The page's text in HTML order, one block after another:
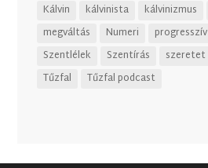
Kálvin
kálvinista kálvinizmus
megváltás
Numeri progresszív
Szentlélek
Szentírás szeretet
Tűzfal
Tűzfal podcast